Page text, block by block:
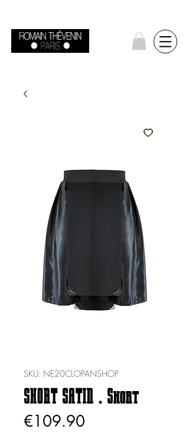
SKU: NE20CLOPANSHOP
SHORT SATIN . Short
€109.90